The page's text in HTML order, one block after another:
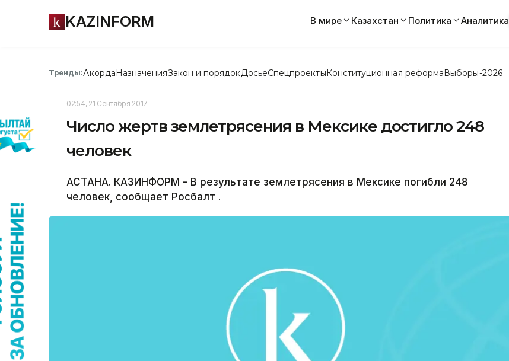
KAZINFORM В мире Казахстан Политика Аналитика
Тренды:АкордаНазначенияЗакон и порядок ДосьеСпецпроектыКонституционная реформаВыборы-2026
02:54, 21 Сентября 2017
Число жертв землетрясения в Мексике достигло 248
человек
АСТАНА. КАЗИНФОРМ - В результате землетрясения в Мексике погибли 248
человек, сообщает Росбалт .